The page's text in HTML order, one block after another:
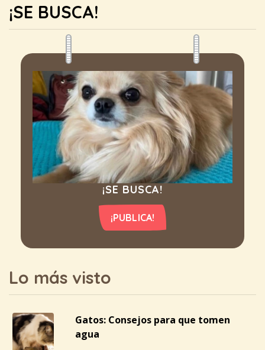
¡SE BUSCA!
¡SE BUSCA!
¡PUBLICA!
Lo más visto
Gatos: Consejos para que tomen
agua